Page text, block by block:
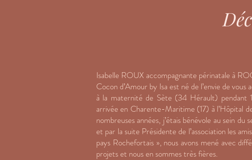
Isabelle ROUX accompagnante périnatale à
Cocon d’Amour by Isa est né de l’envie de
à la maternité de Sète (34 Hérault) pendant
arrivée en Charente-Maritime (17) à l’Hôpital
nombreuses années, j’étais bénévole au sein
et par la suite Présidente de l’association les
pays Rochefortais », nous avons mené avec
projets et nous en sommes très fières.